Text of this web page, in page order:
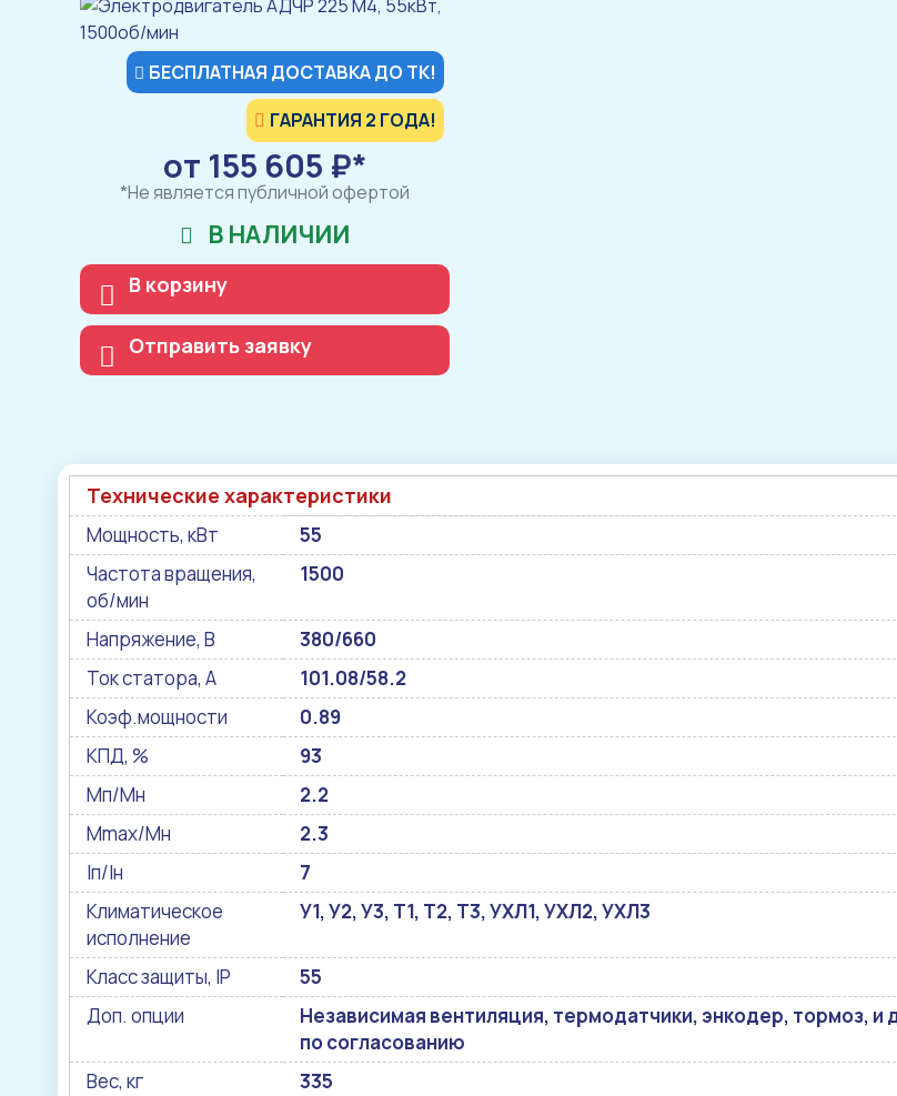
БЕСПЛАТНАЯ ДОСТАВКА ДО ТК!
ГАРАНТИЯ 2 ГОДА!
от 155 605 ₽*
*Не является публичной офертой
В НАЛИЧИИ
В корзину
Отправить заявку
Технические характеристики
Мощность, кВт
55
Частота вращения,
об/мин
1500
Напряжение, В
380/660
Ток статора, А
101.08/58.2
Коэф.мощности
0.89
КПД, %
93
Мп/Мн
2.2
Mmax/Mн
2.3
Iп/Iн
7
Климатическое
исполнение
У1, У2, У3, Т1, Т2, Т3, УХЛ1, УХЛ2, УХЛ3
Класс защиты, IP
55
Доп. опции
Независимая вентиляция, термодатчики, энкодер, тормоз, и
по согласованию
Вес, кг
335